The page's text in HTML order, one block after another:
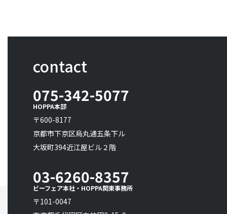
contact
075-342-5077
HOPPA本部
〒600-8177
京都市下京区烏丸通五条下ル
大坂町394近江屋ビル２階
03-6260-8357
ビーフェア本社・HOPPA関東事務所
〒101-0047